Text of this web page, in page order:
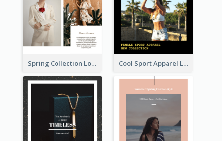
Spring Collection Lookbook Cool Sport Apparel Lookbook